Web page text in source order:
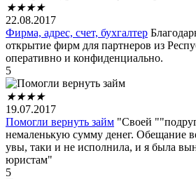
★★★★
22.08.2017
Фирма, адрес, счет, бухгалтер
открытие фирм для партнеров из
оперативно и конфиденциально.
5
★★★★
19.07.2017
Помогли вернуть займ "Своей
немаленькую сумму денег. Обещание
увы, таки и не исполнила, и я была
юристам"
5